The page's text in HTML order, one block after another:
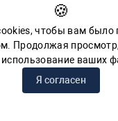
of corruption
2012-2026 гг.
🍪
чтобы вам было
Продолжая
ваших
Я согласен